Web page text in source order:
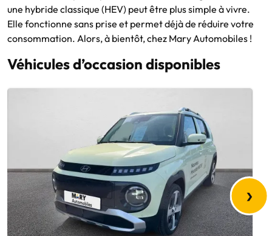
une hybride classique (HEV) peut être plus simple à vivre.
Elle fonctionne sans prise et permet déjà de réduire votre
consommation. Alors, à bientôt, chez Mary Automobiles !
Véhicules d’occasion disponibles
›